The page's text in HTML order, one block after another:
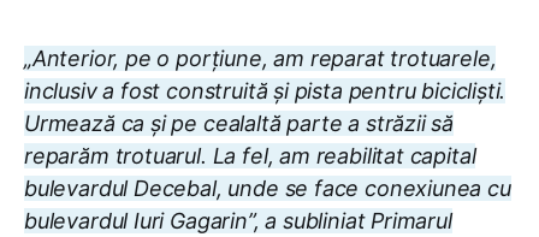
„Anterior, pe o porțiune, am reparat trotuarele,
inclusiv a fost construită și pista pentru bicicliști.
Urmează ca și pe cealaltă parte a străzii să
reparăm trotuarul. La fel, am reabilitat capital
bulevardul Decebal, unde se face conexiunea cu
bulevardul Iuri Gagarin”, a subliniat Primarul